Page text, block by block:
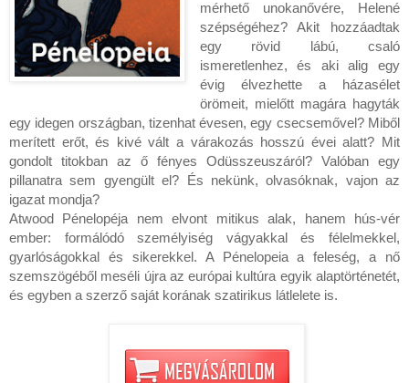
mérhető unokanővére, Helené
szépségéhez? Akit hozzáadtak
egy rövid lábú, csaló
ismeretlenhez, és aki alig egy
évig élvezhette a házasélet
örömeit, mielőtt magára hagyták
egy idegen országban, tizenhat évesen, egy csecsemővel? Miből
merített erőt, és kivé vált a várakozás hosszú évei alatt? Mit
gondolt titokban az ő fényes Odüsszeuszáról? Valóban egy
pillanatra sem gyengült el? És nekünk, olvasóknak, vajon az
igazat mondja?
Atwood Pénelopéja nem elvont mitikus alak, hanem hús-vér
ember: formálódó személyiség vágyakkal és félelmekkel,
gyarlóságokkal és sikerekkel. A Pénelopeia a feleség, a nő
szemszögéből meséli újra az európai kultúra egyik alaptörténetét,